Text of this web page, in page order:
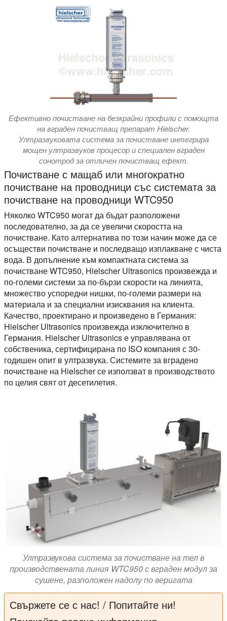
Ефективно почистване на безкрайни профили с помощта
на вграден почистващ препарат Hielscher.
Ултразвуковата система за почистване интегрира
мощен ултразвуков процесор и специален вграден
сонотрод за отличен почистващ ефект.
Почистване с мащаб или многократно
почистване на проводници със системата за
почистване на проводници WTC950
Няколко WTC950 могат да бъдат разположени
последователно, за да се увеличи скоростта на
почистване. Като алтернатива по този начин може да се
осъществи почистване и последващо изплакване с чиста
вода. В допълнение към компактната система за
почистване WTC950, Hielscher Ultrasonics произвежда и
по-големи системи за по-бързи скорости на линията,
множество успоредни нишки, по-големи размери на
материала и за специални изисквания на клиента.
Качество, проектирано и произведено в Германия:
Hielscher Ultrasonics произвежда изключително в
Германия. Hielscher Ultrasonics е управлявана от
собственика, сертифицирана по ISO компания с 30-
годишен опит в ултразвука. Системите за вградено
почистване на Hielscher се използват в производството
по целия свят от десетилетия.
Ултразвукова система за почистване на тел в
производствената линия WTC950 с вграден модул за
сушене, разположен надолу по веригата
Свържете се с нас! / Попитайте ни!